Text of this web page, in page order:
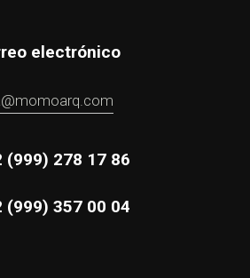
electrónico
(999) 278 17 86
(999) 357 00 04